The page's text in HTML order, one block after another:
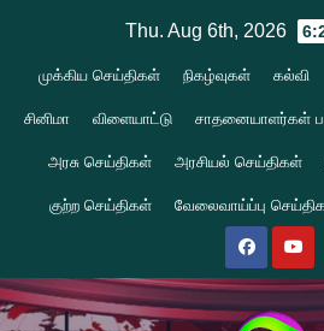
content
Thu. Aug 6th, 2026
முக்கிய செய்திகள் நிகழ்வுகள் கல்வி
சினிமா விளையாட்டு சாதனையாளர்கள்
அரசு செய்திகள் அரசியல் செய்திகள்
குற்ற செய்திகள் வேலைவாய்ப்பு